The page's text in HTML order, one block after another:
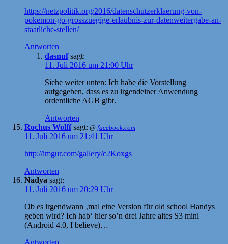
https://netzpolitik.org/2016/datenschutzerklaerung-von-
pokemon-go-grosszuegige-erlaubnis-zur-datenweitergabe-an-
staatliche-stellen/
Antworten
dasnuf sagt:
11. Juli 2016 um 21:00 Uhr
Siehe weiter unten: Ich habe die Vorstellung
aufgegeben, dass es zu irgendeiner Anwendung
ordentliche AGB gibt.
Antworten
Rochus Wolff sagt: @ facebook.com
11. Juli 2016 um 21:41 Uhr
http://imgur.com/gallery/c2Koxgs
Antworten
Nadya sagt:
11. Juli 2016 um 20:29 Uhr
Ob es irgendwann ‚mal eine Version für old school Handys
geben wird? Ich hab‘ hier so’n drei Jahre altes S3 mini
(Android 4.0, I believe)…
Antworten